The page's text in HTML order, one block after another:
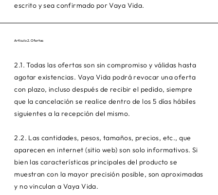
escrito y sea confirmado por Vaya Vida.
Artículo 2. Ofertas
2.1. Todas las ofertas son sin compromiso y válidas hasta
agotar existencias. Vaya Vida podrá revocar una oferta
con plazo, incluso después de recibir el pedido, siempre
que la cancelación se realice dentro de los 5 días hábiles
siguientes a la recepción del mismo.
2.2. Las cantidades, pesos, tamaños, precios, etc., que
aparecen en internet (sitio web) son solo informativos. Si
bien las características principales del producto se
muestran con la mayor precisión posible, son aproximadas
y no vinculan a Vaya Vida.